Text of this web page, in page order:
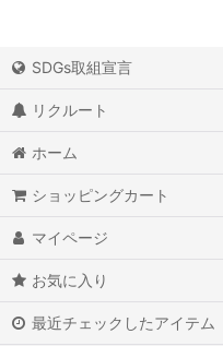
SDGs取組宣言
リクルート
ホーム
ショッピングカート
マイページ
お気に入り
最近チェックしたアイテム